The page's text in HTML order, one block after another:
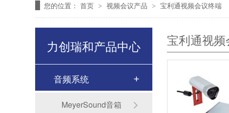
您的位置： 首页 > 视频会议产品 > 宝利通视频会议终端
宝利通视
力创瑞和产品中心
音频系统
MeyerSound音箱